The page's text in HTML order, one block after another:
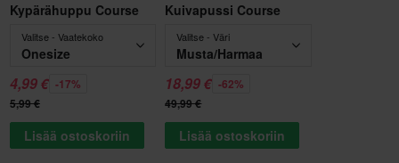
Kypärähuppu Course
Valitse - Vaatekoko
Onesize
4,99 € -17%
5,99 €
Lisää ostoskoriin
Kuivapussi Course
Valitse - Väri
Musta/Harmaa
18,99 € -62%
49,99 €
Lisää ostoskoriin